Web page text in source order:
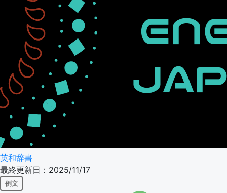
英和辞書
最終更新日：2025/11/17
例文